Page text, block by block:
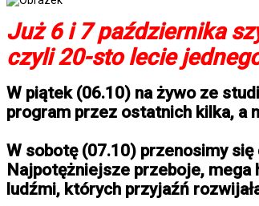
Już 6 i 7 października
czyli 20-sto lecie
W piątek (06.10) na żywo ze
program przez ostatnich kilka, a
W sobotę (07.10) przenosimy
Najpotężniejsze przeboje,
ludźmi, których przyjaźń